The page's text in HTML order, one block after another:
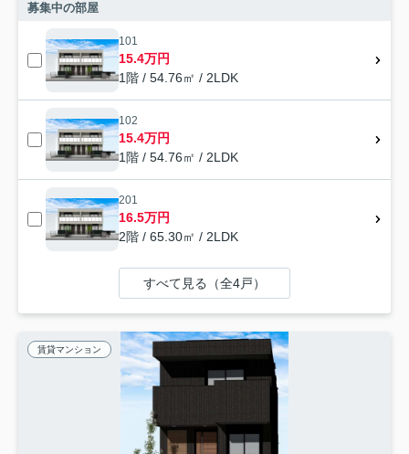
募集中の部屋
101
15.4万円
1階 / 54.76㎡ / 2LDK
102
15.4万円
1階 / 54.76㎡ / 2LDK
201
16.5万円
2階 / 65.30㎡ / 2LDK
すべて見る（全4戸）
賃貸マンション